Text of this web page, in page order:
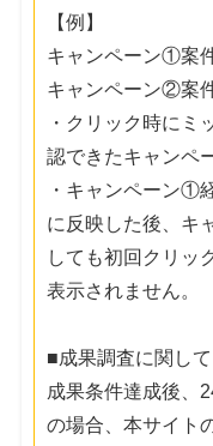
【例】
キャンペーン①案
キャンペーン②案
・クリック時にミ
認できたキャンペ
・キャンペーン①
に反映した後、キ
しても初回クリッ
表示されません。
■成果調査に関して
成果条件達成後、
の場合、本サイト